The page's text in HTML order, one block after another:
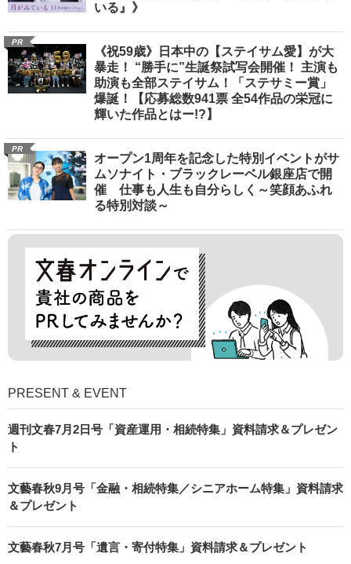
いる』》
PR
《祝59歳》日本中の【ステイサム愛】が大
暴走！ “勝手に”生誕祭試写会開催！ 主演も
助演も全部ステイサム！「ステサミー賞」
爆誕！【応募総数941票 全54作品の栄冠に
輝いた作品とはー!?】
PR
オープン1周年を記念した特別イベントがサ
ムソナイト・ブラックレーベル銀座店で開
催 仕事も人生も自分らしく～笑顔あふれ
る特別対談～
PRESENT & EVENT
週刊文春7月2日号「資産運用・相続特集」資料請求＆プレゼン
ト
文藝春秋9月号「金融・相続特集／シニアホーム特集」資料請求
＆プレゼント
文藝春秋7月号「遺言・寄付特集」資料請求＆プレゼント